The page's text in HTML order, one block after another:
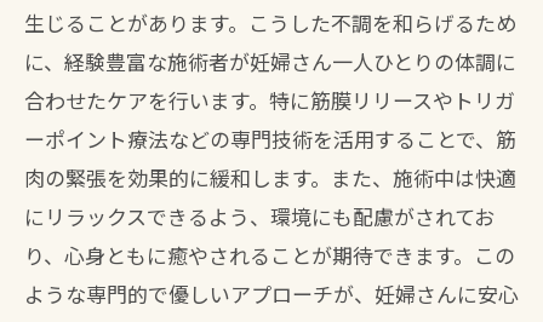
生じることがあります。こうした不調を和らげるため
に、経験豊富な施術者が妊婦さん一人ひとりの体調に
合わせたケアを行います。特に筋膜リリースやトリガ
ーポイント療法などの専門技術を活用することで、筋
肉の緊張を効果的に緩和します。また、施術中は快適
にリラックスできるよう、環境にも配慮がされてお
り、心身ともに癒やされることが期待できます。この
ような専門的で優しいアプローチが、妊婦さんに安心